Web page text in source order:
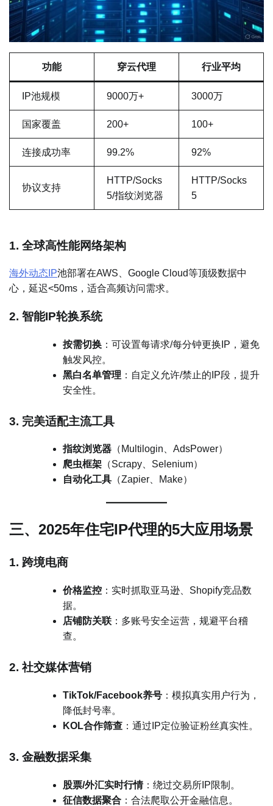
功能 穿云代理 行业平均
IP池规模 9000万+ 3000万
国家覆盖 200+ 100+
连接成功率 99.2% 92%
协议支持
HTTP/Socks
5/指纹浏览器
HTTP/Socks
5
1. 全球高性能网络架构
海外动态IP池部署在AWS、Google Cloud等顶级数据中
心，延迟<50ms，适合高频访问需求。
2. 智能IP轮换系统
按需切换 ：可设置每请求/每分钟更换IP，避免
触发风控。
黑白名单管理 ：自定义允许/禁止的IP段，提升
安全性。
3. 完美适配主流工具
指纹浏览器 （Multilogin、AdsPower）
爬虫框架 （Scrapy、Selenium）
自动化工具 （Zapier、Make）
三、2025年住宅IP代理的5大应用场景
1. 跨境电商
价格监控 ：实时抓取亚马逊、Shopify竞品数
据。
店铺防关联 ：多账号安全运营，规避平台稽
查。
2. 社交媒体营销
TikTok/Facebook养号 ：模拟真实用户行为，
降低封号率。
KOL合作筛查 ：通过IP定位验证粉丝真实性。
3. 金融数据采集
股票/外汇实时行情：绕过交易所IP限制。
征信数据聚合 ：合法爬取公开金融信息。